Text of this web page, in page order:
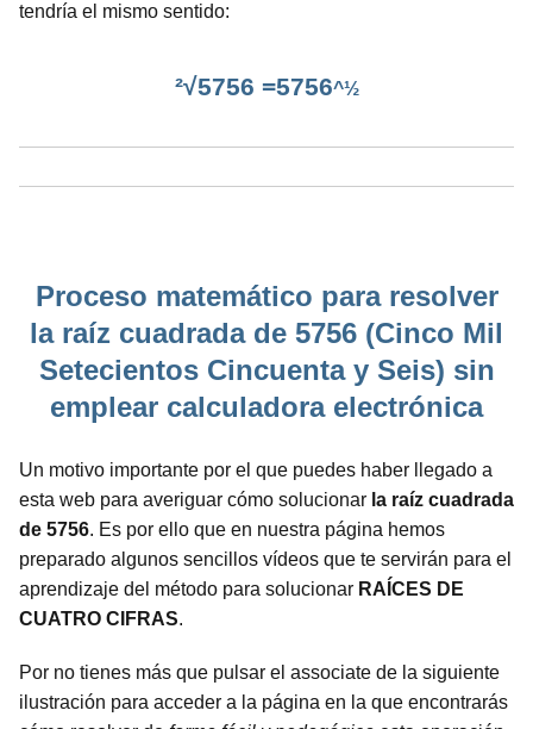
tendría el mismo sentido:
²√5756 =5756^½
Proceso matemático para resolver
la raíz cuadrada de 5756 (Cinco Mil
Setecientos Cincuenta y Seis) sin
emplear calculadora electrónica
Un motivo importante por el que puedes haber llegado a
esta web para averiguar cómo solucionar la raíz cuadrada
de 5756. Es por ello que en nuestra página hemos
preparado algunos sencillos vídeos que te servirán para el
aprendizaje del método para solucionar RAÍCES DE
CUATRO CIFRAS.
Por no tienes más que pulsar el associate de la siguiente
ilustración para acceder a la página en la que encontrarás